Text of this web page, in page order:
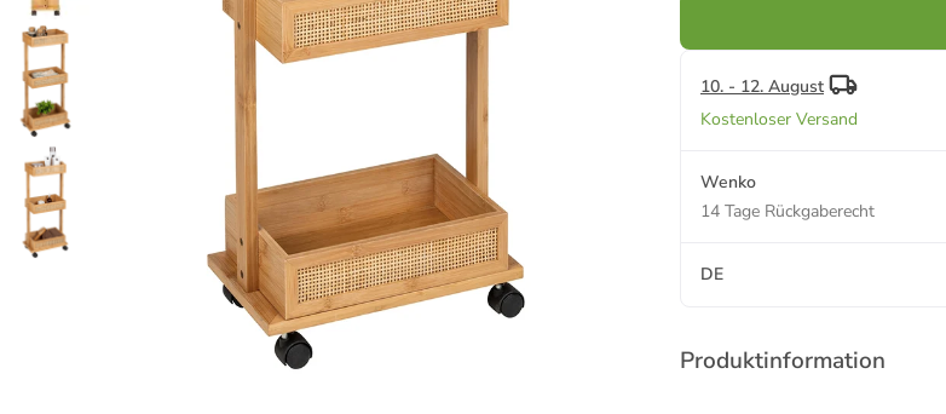
10. - 12. August
Kostenloser Versand
Wenko
14 Tage Rückgaberecht
DE
Produktinformation